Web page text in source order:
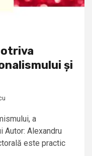
și
a
Autor: Alexandru
este practic